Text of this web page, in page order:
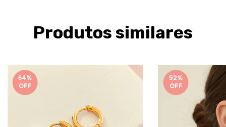
Produtos similares
64%
OFF
52%
OFF